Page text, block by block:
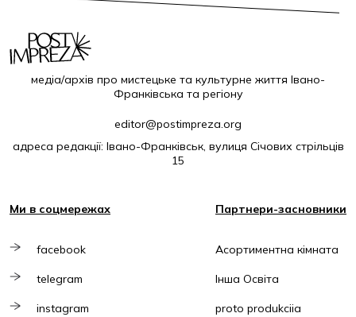
медіа/архів про мистецьке та культурне життя Івано-
Франківська та регіону
editor@postimpreza.org
адреса редакції: Івано-Франківськ, вулиця Січових стрільців
15
Ми в соцмережах
facebook
telegram
instagram
Партнери-засновники
Асортиментна кімната
Інша Освіта
proto produkciia